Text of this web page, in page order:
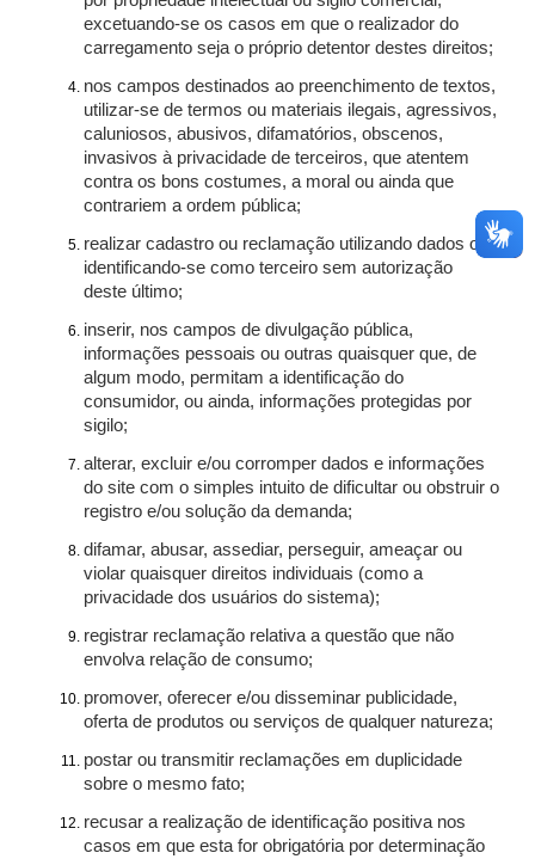
excetuando-se os casos em que o realizador do
carregamento seja o próprio detentor destes direitos;
nos campos destinados ao preenchimento de textos,
utilizar-se de termos ou materiais ilegais, agressivos,
caluniosos, abusivos, difamatórios, obscenos,
invasivos à privacidade de terceiros, que atentem
contra os bons costumes, a moral ou ainda que
contrariem a ordem pública;
realizar cadastro ou reclamação utilizando dados ou
identificando-se como terceiro sem autorização
deste último;
inserir, nos campos de divulgação pública,
informações pessoais ou outras quaisquer que, de
algum modo, permitam a identificação do
consumidor, ou ainda, informações protegidas por
sigilo;
alterar, excluir e/ou corromper dados e informações
do site com o simples intuito de dificultar ou obstruir o
registro e/ou solução da demanda;
difamar, abusar, assediar, perseguir, ameaçar ou
violar quaisquer direitos individuais (como a
privacidade dos usuários do sistema);
registrar reclamação relativa a questão que não
envolva relação de consumo;
promover, oferecer e/ou disseminar publicidade,
oferta de produtos ou serviços de qualquer natureza;
postar ou transmitir reclamações em duplicidade
sobre o mesmo fato;
recusar a realização de identificação positiva nos
casos em que esta for obrigatória por determinação